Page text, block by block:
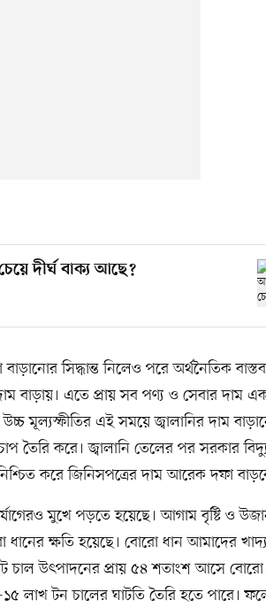
দীর্ঘ বাক্য আছে?
সিদ্ধান্ত নিলেও পরে অর্থনৈতিক
বাড়ায়। এতে প্রায় সব পণ্য ও সেবার দাম
মূল্যস্ফীতির এই সময়ে জ্বালানির দাম
তৈরি করে। জ্বালানি তেলের পর সরকার
করে জিনিসপত্রের দাম আরেক দফা
মুখে পড়তে হয়েছে। আগাম বৃষ্টি ও
ক্ষতি হয়েছে। বোরো ধান আমাদের
চাল উৎপাদনের প্রায় ৫৪ শতাংশ আসে বোরো
লাখ টন চালের ঘাটতি তৈরি হতে পারে।